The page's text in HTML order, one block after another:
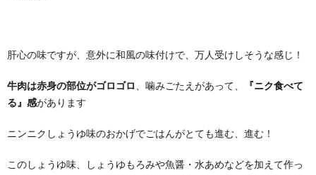
肝心の味ですが、意外に和風の味付けで、万人受けしそうな感じ！
牛肉は赤身の部位がゴロゴロ、噛みごたえがあって、 『ニク食べて
る』感があります
ニンニクしょうゆ味のおかげでごはんがとても進む、進む！
このしょうゆ味、しょうゆもろみや魚醤・水あめなどを加えて作っ